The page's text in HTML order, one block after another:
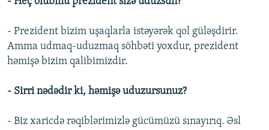
- Prezident bizim uşaqlarla istəyərək qol güləşdirir.
Amma udmaq-uduzmaq söhbəti yoxdur, prezident
həmişə bizim qalibimizdir.
- Sirri nədədir ki, həmişə uduzursunuz?
- Biz xaricdə rəqiblərimizlə gücümüzü sınayırıq. Əsl